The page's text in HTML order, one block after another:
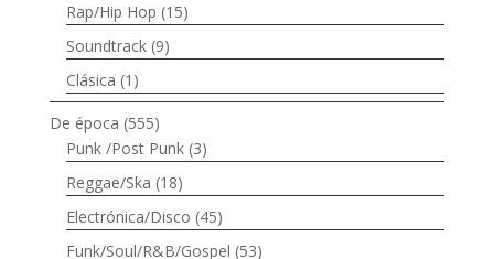
Rap/Hip Hop (15)
Soundtrack (9)
Clásica (1)
De época (555)
Punk /Post Punk (3)
Reggae/Ska (18)
Electrónica/Disco (45)
Funk/Soul/R&B/Gospel (53)